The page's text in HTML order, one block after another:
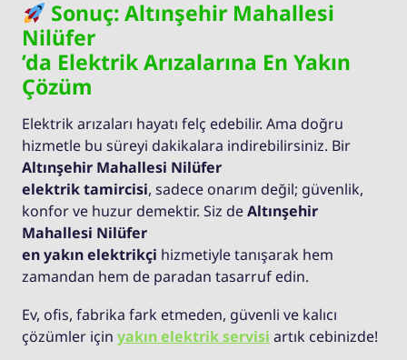
Sonuç: Altınşehir Mahallesi
Nilüfer
’da Elektrik Arızalarına En Yakın
Çözüm
Elektrik arızaları hayatı felç edebilir. Ama doğru
hizmetle bu süreyi dakikalara indirebilirsiniz. Bir
Altınşehir Mahallesi Nilüfer
elektrik tamircisi, sadece onarım değil; güvenlik,
konfor ve huzur demektir. Siz deAltınşehir
Mahallesi Nilüfer
en yakın elektrikçi hizmetiyle tanışarak hem
zamandan hem de paradan tasarruf edin.
Ev, ofis, fabrika fark etmeden, güvenli ve kalıcı
çözümler için yakın elektrik servisi artık cebinizde!